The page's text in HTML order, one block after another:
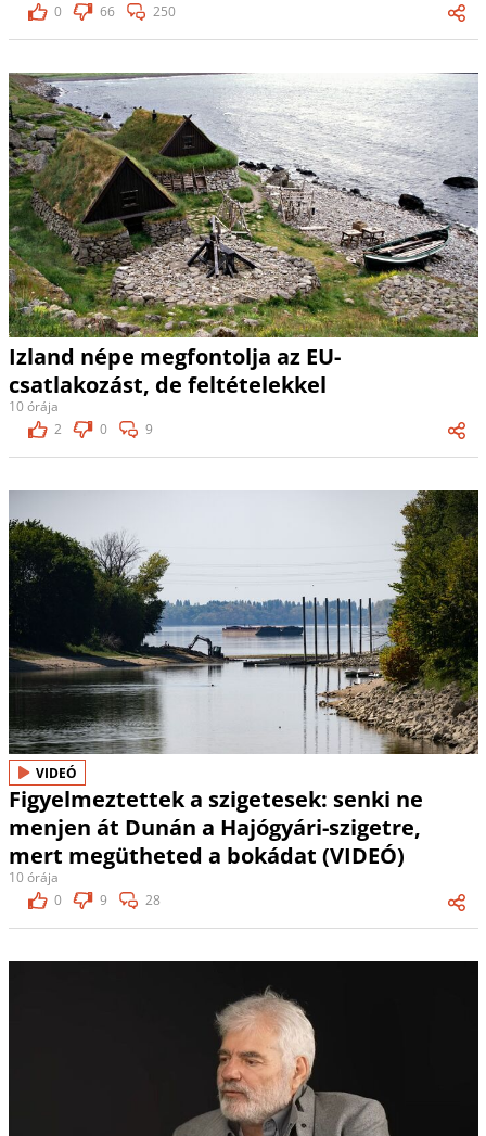
0
66 250
Izland népe megfontolja az EU-
csatlakozást, de feltételekkel
10 órája
2
0 9
VIDEÓ
Figyelmeztettek a szigetesek: senki ne
menjen át Dunán a Hajógyári-szigetre,
mert megütheted a bokádat (VIDEÓ)
10 órája
0
9 28